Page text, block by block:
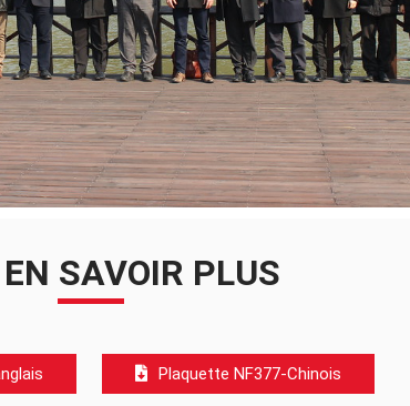
SAVOIR PLUS
Plaquette NF377-Chinois